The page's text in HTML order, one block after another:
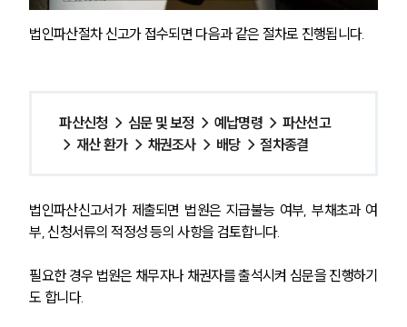
법인파산절차 신고가 접수되면 다음과 같은 절차로 진행됩니다.
파산신청 → 심문 및 보정 → 예납명령 → 파산선고
→ 재산 환가 → 채권조사 → 배당 → 절차종결
법인파산신고서가 제출되면 법원은 지급불능 여부, 부채초과 여
부, 신청서류의 적정성 등의 사항을 검토합니다.
필요한 경우 법원은 채무자나 채권자를 출석시켜 심문을 진행하기
도 합니다.